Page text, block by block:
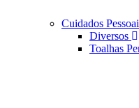
Cuidados
Diversos
Toalhas